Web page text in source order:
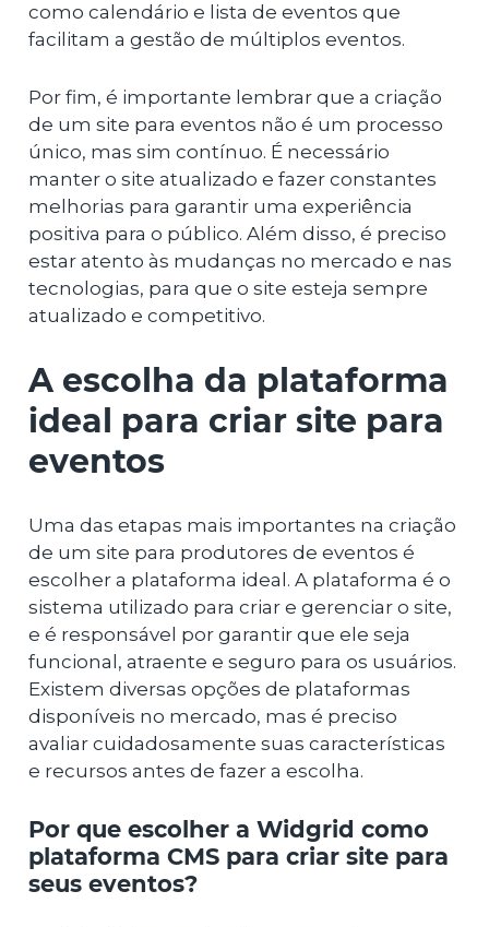
como calendário e lista de eventos que
facilitam a gestão de múltiplos eventos.
Por fim, é importante lembrar que a criação
de um site para eventos não é um processo
único, mas sim contínuo. É necessário
manter o site atualizado e fazer constantes
melhorias para garantir uma experiência
positiva para o público. Além disso, é preciso
estar atento às mudanças no mercado e nas
tecnologias, para que o site esteja sempre
atualizado e competitivo.
A escolha da plataforma
ideal para criar site para
eventos
Uma das etapas mais importantes na criação
de um site para produtores de eventos é
escolher a plataforma ideal. A plataforma é o
sistema utilizado para criar e gerenciar o site,
e é responsável por garantir que ele seja
funcional, atraente e seguro para os usuários.
Existem diversas opções de plataformas
disponíveis no mercado, mas é preciso
avaliar cuidadosamente suas características
e recursos antes de fazer a escolha.
Por que escolher a Widgrid como
plataforma CMS para criar site para
seus eventos?